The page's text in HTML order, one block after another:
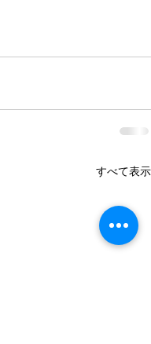
すべて表示